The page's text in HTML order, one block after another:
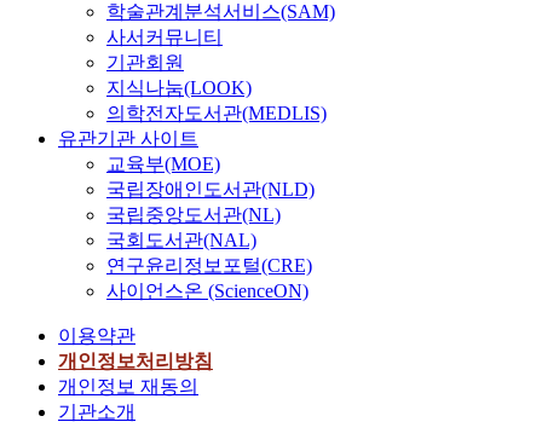
학술관계분석서비스(SAM)
사서커뮤니티
기관회원
지식나눔(LOOK)
의학전자도서관(MEDLIS)
유관기관 사이트
교육부(MOE)
국립장애인도서관(NLD)
국립중앙도서관(NL)
국회도서관(NAL)
연구윤리정보포털(CRE)
사이언스온 (ScienceON)
이용약관
개인정보처리방침
개인정보 재동의
기관소개